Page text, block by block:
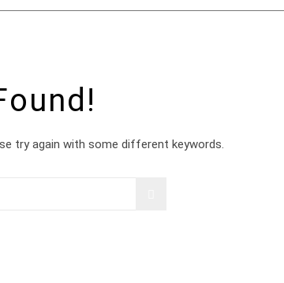
try again with some different keywords.